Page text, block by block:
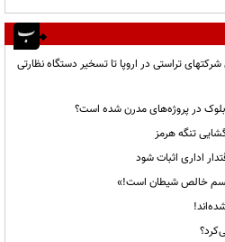
تراستی در اروپا تا تسخیر دستگاه نظارتی
در پروژه‌های مدرن شده است؟
تنگه هرمز
اداری اثبات شود
خالص شیطان است!»